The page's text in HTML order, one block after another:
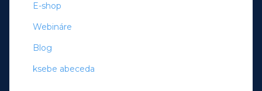
E-shop
Webináre
Blog
ksebe abeceda